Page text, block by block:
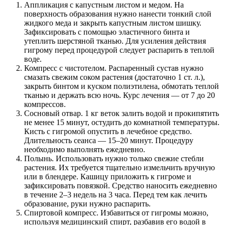
Аппликация с капустным листом и медом. На
поверхность образования нужно нанести тонкий слой
жидкого меда и закрыть капустным листом шишку.
Зафиксировать с помощью эластичного бинта и
утеплить шерстяной тканью. Для усиления действия
гигрому перед процедурой следует распарить в теплой
воде.
Компресс с чистотелом. Распаренный сустав нужно
смазать свежим соком растения (достаточно 1 ст. л.),
закрыть бинтом и куском полиэтилена, обмотать теплой
тканью и держать всю ночь. Курс лечения — от 7 до 20
компрессов.
Сосновый отвар. 1 кг веток залить водой и прокипятить
не менее 15 минут, остудить до комнатной температуры.
Кисть с гигромой опустить в лечебное средство.
Длительность сеанса — 15–20 минут. Процедуру
необходимо выполнять ежедневно.
Полынь. Использовать нужно только свежие стебли
растения. Их требуется тщательно измельчить вручную
или в блендере. Кашицу приложить к гигроме и
зафиксировать повязкой. Средство наносить ежедневно
в течение 2–3 недель на 3 часа. Перед тем как лечить
образование, руки нужно распарить.
Спиртовой компресс. Избавиться от гигромы можно,
используя медицинский спирт, разбавив его водой в